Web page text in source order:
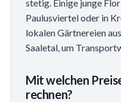
stetig. Einige junge
Paulusviertel oder in
lokalen Gärtnereien
Saaletal, um
Mit welchen
rechnen?